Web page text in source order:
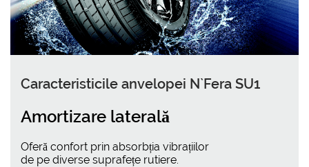
Caracteristicile anvelopei N`Fera SU1
Amortizare laterală
Oferă confort prin absorbția vibrațiilor
de pe diverse suprafețe rutiere.